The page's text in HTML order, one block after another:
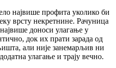
највише профита уколико би
врсту некретнине. Рачуница
доноси улагање у
док их прати зарада од
али није занемарљив ни
улагање и трају вечно.